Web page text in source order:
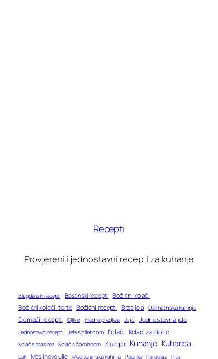
Recepti
Provjereni i jednostavni recepti za kuhanje
Blagdanski recepti Bosanski recepti Božićni kolači
Božićni kolači i torte Božićni recepti Brza jela Dalmatinska kuhinja
Domaći recepti Gljive Hladna predjela Jaja Jednostavna jela
Jednostavni recepti Jela s piletinom Kolači Kolači za Božić
Kolač s orasima Kolač s čokoladom Krumpir Kuhanje Kuharica
Luk Maslinovo ulje Mediteranska kuhinja Paprika Paradajz Pita